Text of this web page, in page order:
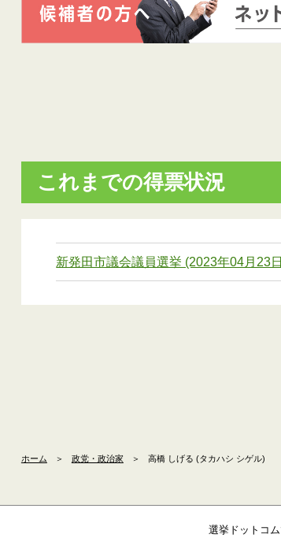
これまでの得票状況
新発田市議会議員選挙 (2023年04月23
ホーム ＞ 政党・政治家 ＞ 高橋 しげる (タカハシ シゲル)
選挙ドットコ